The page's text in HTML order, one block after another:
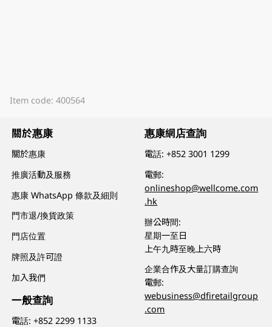
Item code: 400564
關於惠康
關於惠康
推廣活動及服務
惠康 WhatsApp 條款及細則
門市退/換貨政策
門店位置
牌照及許可證
加入我們
一般查詢
電話:+852 2299 1133
惠康網店查詢
電話:+852 3001 1299
電郵:
onlineshop@wellcome.com
.hk
辦公時間:
星期一至日
上午九時至晚上六時
企業合作及大量訂購查詢
電郵:
webusiness@dfiretailgroup
.com